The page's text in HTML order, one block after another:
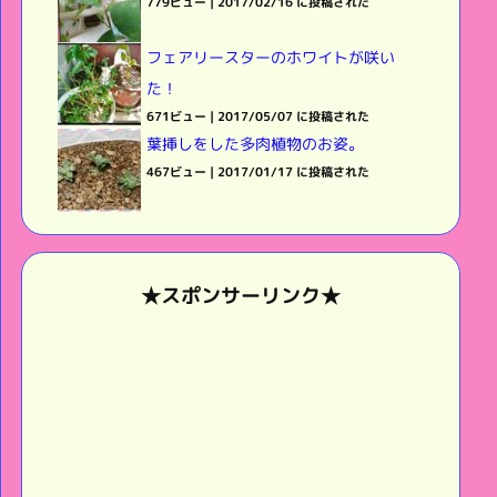
フェアリースターのホワイトが咲い
た！
671ビュー | 2017/05/07 に投稿された
葉挿しをした多肉植物のお姿。
467ビュー | 2017/01/17 に投稿された
★スポンサーリンク★